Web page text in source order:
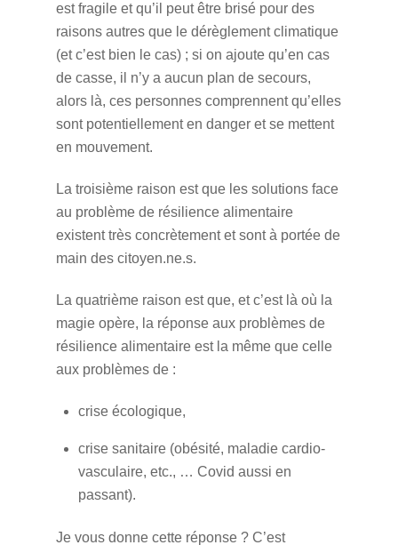
est fragile et qu’il peut être brisé pour des
raisons autres que le dérèglement climatique
(et c’est bien le cas) ; si on ajoute qu’en cas
de casse, il n’y a aucun plan de secours,
alors là, ces personnes comprennent qu’elles
sont potentiellement en danger et se mettent
en mouvement.
La troisième raison est que les solutions face
au problème de résilience alimentaire
existent très concrètement et sont à portée de
main des citoyen.ne.s.
La quatrième raison est que, et c’est là où la
magie opère, la réponse aux problèmes de
résilience alimentaire est la même que celle
aux problèmes de :
crise écologique,
crise sanitaire (obésité, maladie cardio-
vasculaire, etc., … Covid aussi en
passant).
Je vous donne cette réponse ? C’est